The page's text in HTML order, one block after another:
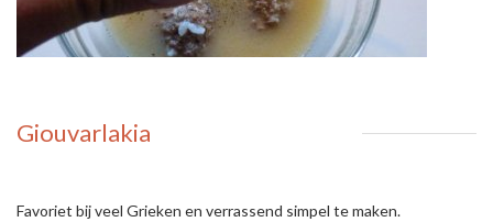
Giouvarlakia
Favoriet bij veel Grieken en verrassend simpel te maken.